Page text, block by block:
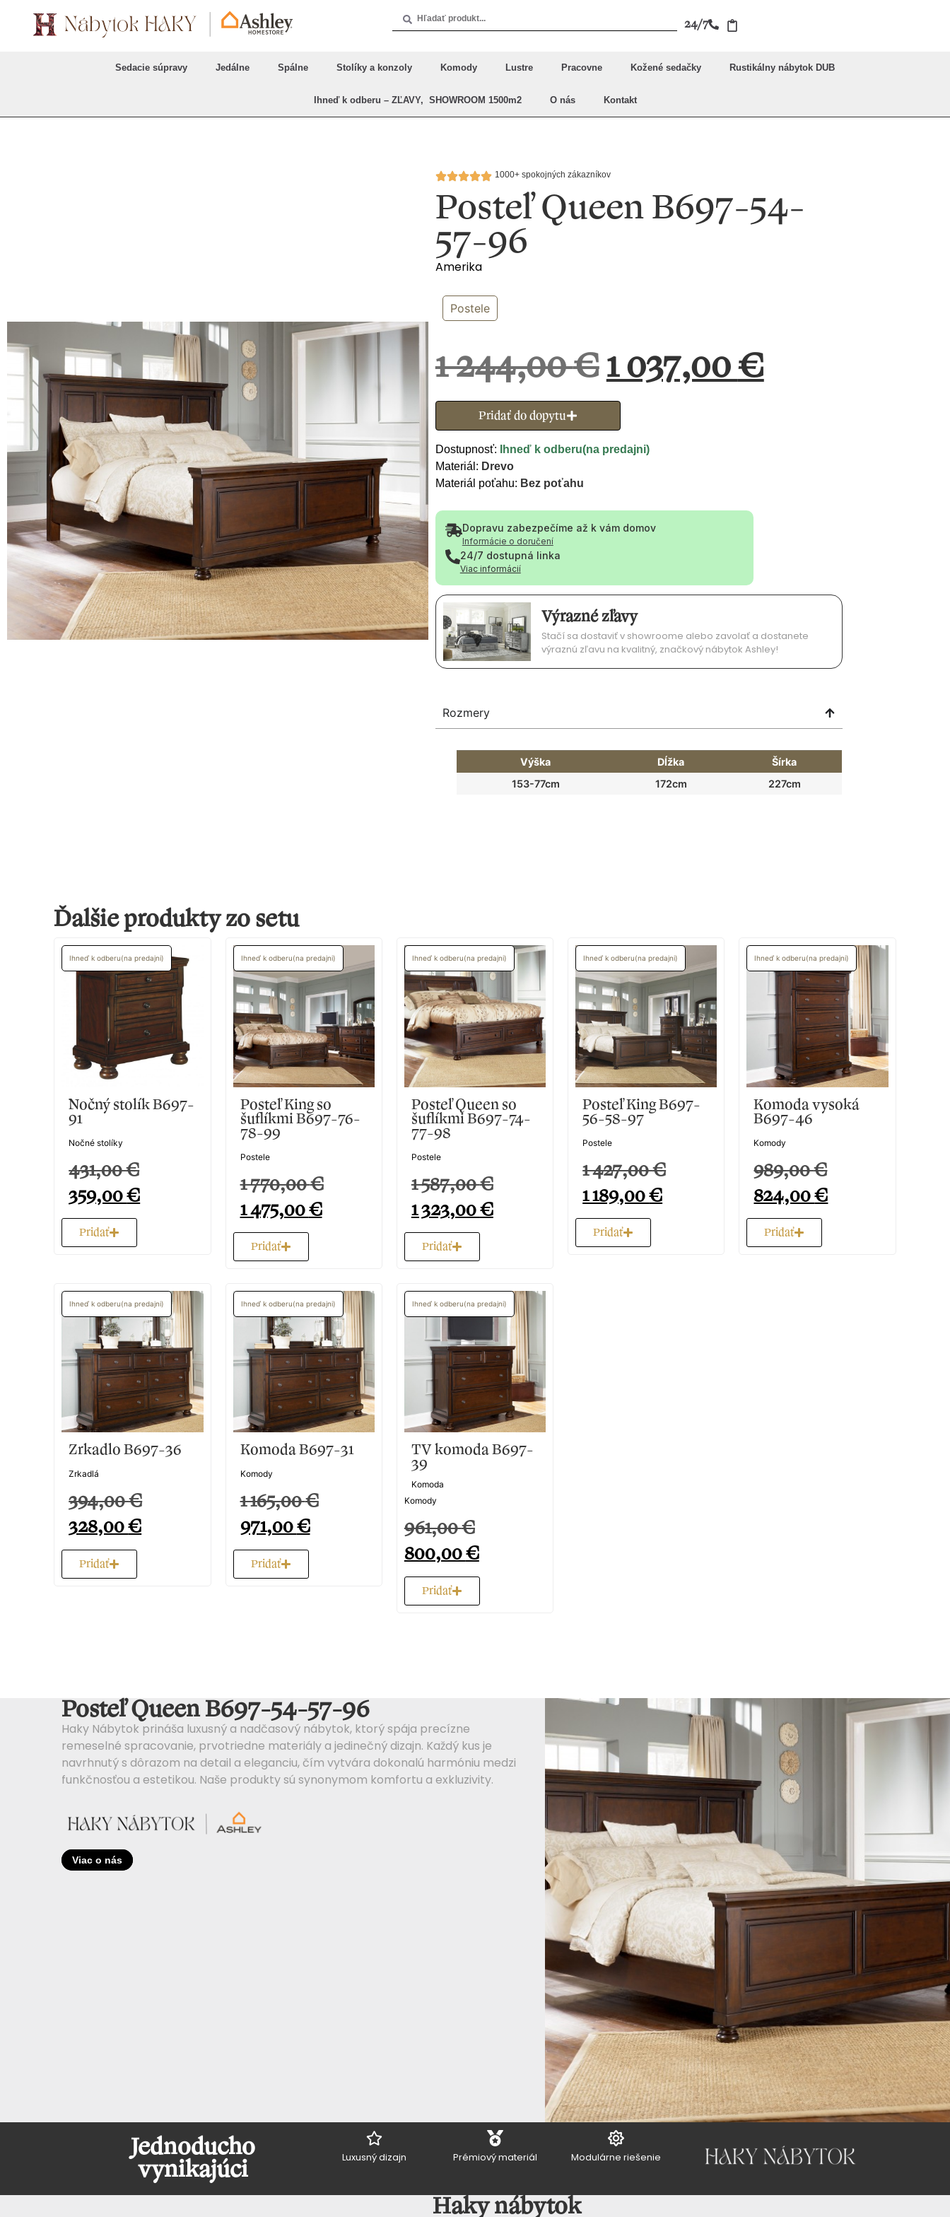
24/7
Sedacie súpravy Jedálne Spálne Stolíky a konzoly Komody Lustre Pracovne Kožené sedačky Rustikálny nábytok DUB
Ihneď k odberu – ZĽAVY, SHOWROOM 1500m2 O nás Kontakt
1000+ spokojných zákazníkov
Posteľ Queen B697-54-
57-96
Amerika
Postele
1 244,00€1 037,00€
Pridať do dopytu
Dostupnosť:
Ihneď k odberu(na predajni)
Materiál: Drevo
Materiál poťahu: Bez poťahu
Dopravu zabezpečíme až k vám domov
Informácie o doručení
24/7 dostupná linka
Viac informácií
Výrazné zľavy
Stačí sa dostaviť v showroome alebo zavolať a dostanete
výraznú zľavu na kvalitný, značkový nábytok Ashley!
Rozmery
Výška Dĺžka
Šírka
153-77cm
172cm 227cm
Ďalšie produkty zo setu
Nočný stolík B697-
91
Nočné stolíky
431,00€
359,00€
Pridať
Ihneď k odberu(na predajni)
Posteľ King so
šuflíkmi B697-76-
78-99
Postele
1 770,00€
1 475,00€
Pridať
Ihneď k odberu(na predajni)
Posteľ Queen so
šuflíkmi B697-74-
77-98
Postele
1 587,00€
1 323,00€
Pridať
Ihneď k odberu(na predajni)
Posteľ King B697-
56-58-97
Postele
1 427,00€
1 189,00€
Pridať
Ihneď k odberu(na predajni)
Komoda vysoká
B697-46
Komody
989,00€
824,00€
Pridať
Ihneď k odberu(na predajni)
Posteľ Queen B697-54-57-96
Haky Nábytok prináša luxusný a nadčasový nábytok, ktorý spája precízne
remeselné spracovanie, prvotriedne materiály a jedinečný dizajn. Každý kus je
navrhnutý s dôrazom na detail a eleganciu, čím vytvára dokonalú harmóniu medzi
funkčnosťou a estetikou. Naše produkty sú synonymom komfortu a exkluzivity.
Viac o nás
Jednoducho
vynikajúci Modulárne riešenie
Haky nábytok
Majte aj vy u vás doma kus amerického luxusu a nájdite
si nábytok podľa vášho vkusu z nášho veľkého výberu